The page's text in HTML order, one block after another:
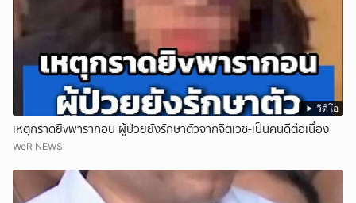
วิดีโอ
เหตุกราดยิvพารากอน ผู้ป่วยยังรักษาตัวจากจิตเวช-เป็นคนดีต่อเนื่อง
WeR NEWS